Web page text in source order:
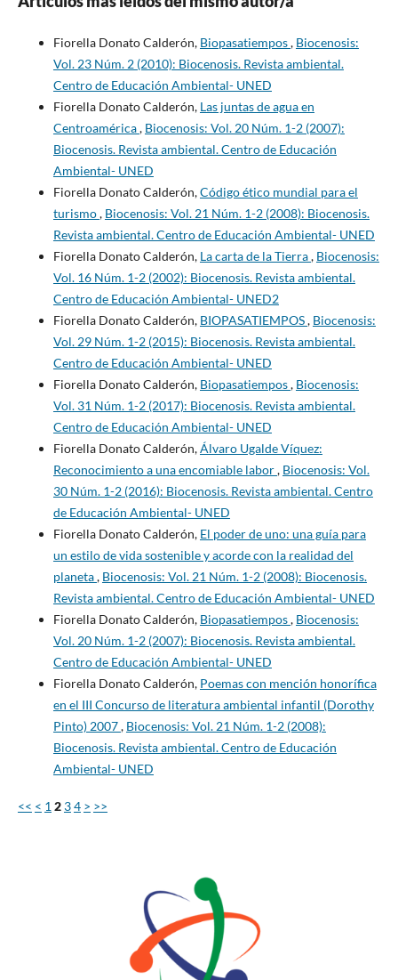
Fiorella Donato Calderón, Biopasatiempos, Biocenosis:
Vol. 23 Núm. 2 (2010): Biocenosis. Revista ambiental.
Centro de Educación Ambiental- UNED
Fiorella Donato Calderón, Las juntas de agua en
Centroamérica, Biocenosis: Vol. 20 Núm. 1-2 (2007):
Biocenosis. Revista ambiental. Centro de Educación
Ambiental- UNED
Fiorella Donato Calderón,Código ético mundial para el
turismo, Biocenosis: Vol. 21 Núm. 1-2 (2008): Biocenosis.
Revista ambiental. Centro de Educación Ambiental- UNED
Fiorella Donato Calderón, La carta de la Tierra, Biocenosis:
Vol. 16 Núm. 1-2 (2002): Biocenosis. Revista ambiental.
Centro de Educación Ambiental- UNED2
Fiorella Donato Calderón, BIOPASATIEMPOS, Biocenosis:
Vol. 29 Núm. 1-2 (2015): Biocenosis. Revista ambiental.
Centro de Educación Ambiental- UNED
Fiorella Donato Calderón, Biopasatiempos, Biocenosis:
Vol. 31 Núm. 1-2 (2017): Biocenosis. Revista ambiental.
Centro de Educación Ambiental- UNED
Fiorella Donato Calderón,Álvaro Ugalde Víquez:
Reconocimiento a una encomiable labor, Biocenosis: Vol.
30 Núm. 1-2 (2016): Biocenosis. Revista ambiental. Centro
de Educación Ambiental- UNED
Fiorella Donato Calderón, El poder de uno: una guía para
un estilo de vida sostenible y acorde con la realidad del
planeta, Biocenosis: Vol. 21 Núm. 1-2 (2008): Biocenosis.
Revista ambiental. Centro de Educación Ambiental- UNED
Fiorella Donato Calderón, Biopasatiempos, Biocenosis:
Vol. 20 Núm. 1-2 (2007): Biocenosis. Revista ambiental.
Centro de Educación Ambiental- UNED
Fiorella Donato Calderón, Poemas con mención honorífica
en el III Concurso de literatura ambiental infantil (Dorothy
Pinto) 2007, Biocenosis: Vol. 21 Núm. 1-2 (2008):
Biocenosis. Revista ambiental. Centro de Educación
Ambiental- UNED
<< < 1 2 34 > >>